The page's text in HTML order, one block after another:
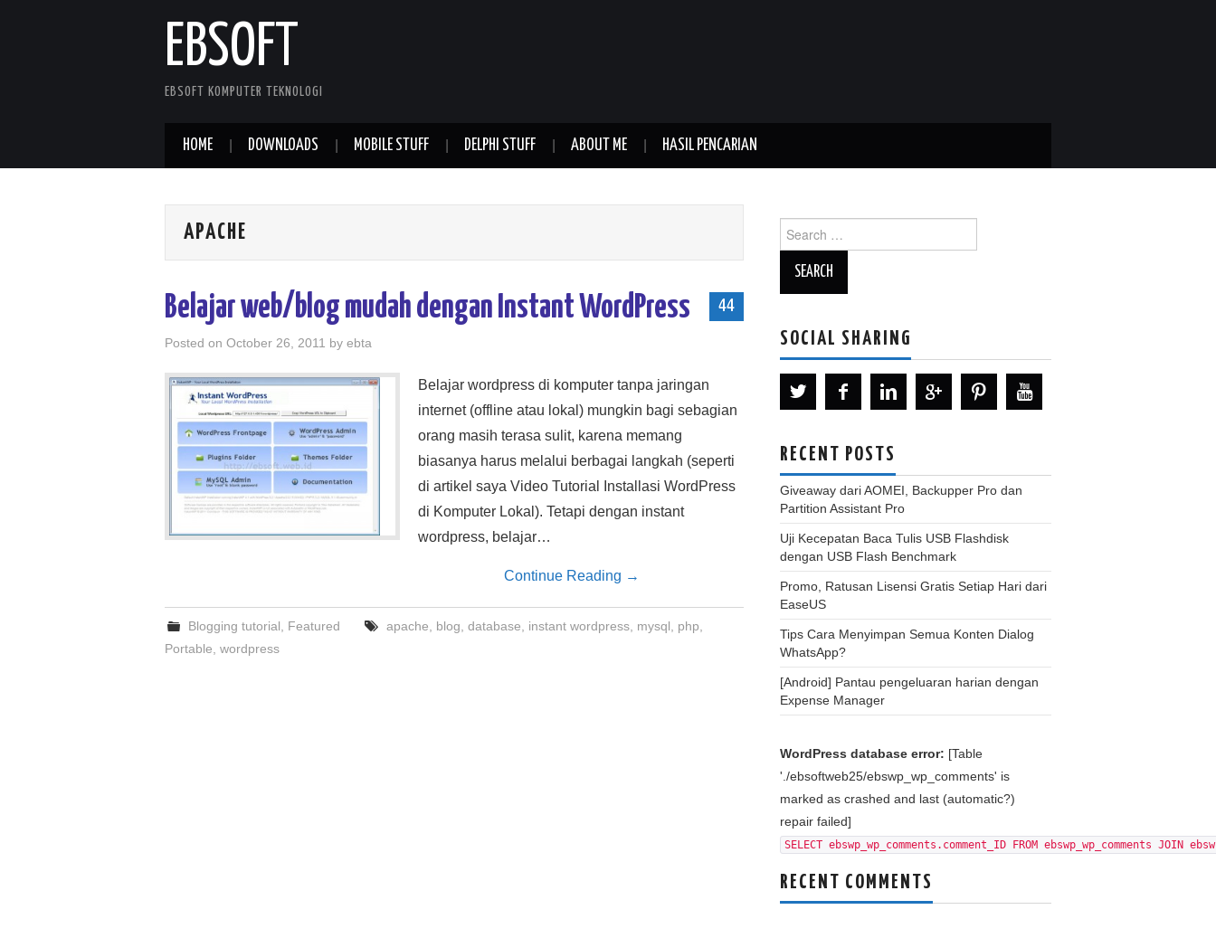
EBSOFT
EBSOFT KOMPUTER TEKNOLOGI
HOME DOWNLOADS MOBILE STUFF DELPHI STUFF ABOUT ME HASIL PENCARIAN
APACHE
44
Belajar web/blog mudah dengan Instant WordPress
Posted on October 26, 2011 by ebta
Belajar wordpress di komputer tanpa jaringan
internet (offline atau lokal) mungkin bagi sebagian
orang masih terasa sulit, karena memang
biasanya harus melalui berbagai langkah (seperti
di artikel saya Video Tutorial Installasi WordPress
di Komputer Lokal). Tetapi dengan instant
wordpress, belajar…
Continue Reading →
Blogging tutorial Featured apache blog database instant wordpress, mysql php
Portable wordpress
for:
SOCIAL SHARING
RECENT POSTS
Giveaway dari AOMEI, Backupper Pro dan
Partition Assistant Pro
Uji Kecepatan Baca Tulis USB Flashdisk
dengan USB Flash Benchmark
Promo, Ratusan Lisensi Gratis Setiap Hari dari
EaseUS
Tips Cara Menyimpan Semua Konten Dialog
WhatsApp?
[Android] Pantau pengeluaran harian dengan
Expense Manager
WordPress database error: [Table
'./ebsoftweb25/ebswp_wp_comments' is
marked as crashed and last (automatic?)
repair failed]
SELECT ebswp_wp_comments.comment_ID FROM ebswp_wp_comments
RECENT COMMENTS